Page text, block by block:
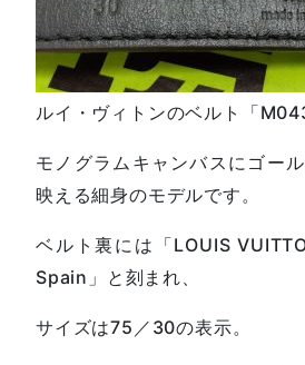
ルイ・ヴィトンのベルト「
モノグラムキャンバスにゴー
映える細身のモデルです。
ベルト裏には「LOUIS
Spain」と刻まれ、
サイズは75／30の表示。